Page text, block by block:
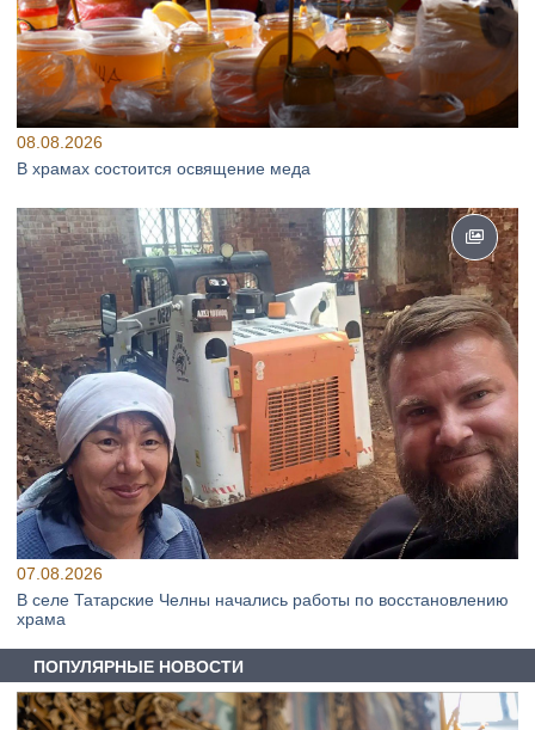
08.08.2026
В храмах состоится освящение меда
07.08.2026
В селе Татарские Челны начались работы по восстановлению
храма
ПОПУЛЯРНЫЕ НОВОСТИ